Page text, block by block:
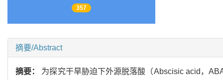
357
摘要/Abstract
摘要： 为探究干旱胁迫下外源脱落酸（Abscisic acid，